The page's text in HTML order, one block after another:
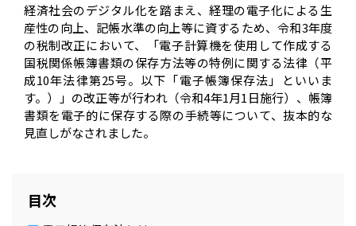
経済社会のデジタル化を踏まえ、経理の電子化による生
産性の向上、記帳水準の向上等に資するため、令和3年度
の税制改正において、「電子計算機を使用して作成する
国税関係帳簿書類の保存方法等の特例に関する法律（平
成10年法律第25号。以下「電子帳簿保存法」といいま
す。）」の改正等が行われ（令和4年1月1日施行）、帳簿
書類を電子的に保存する際の手続等について、抜本的な
見直しがなされました。
目次